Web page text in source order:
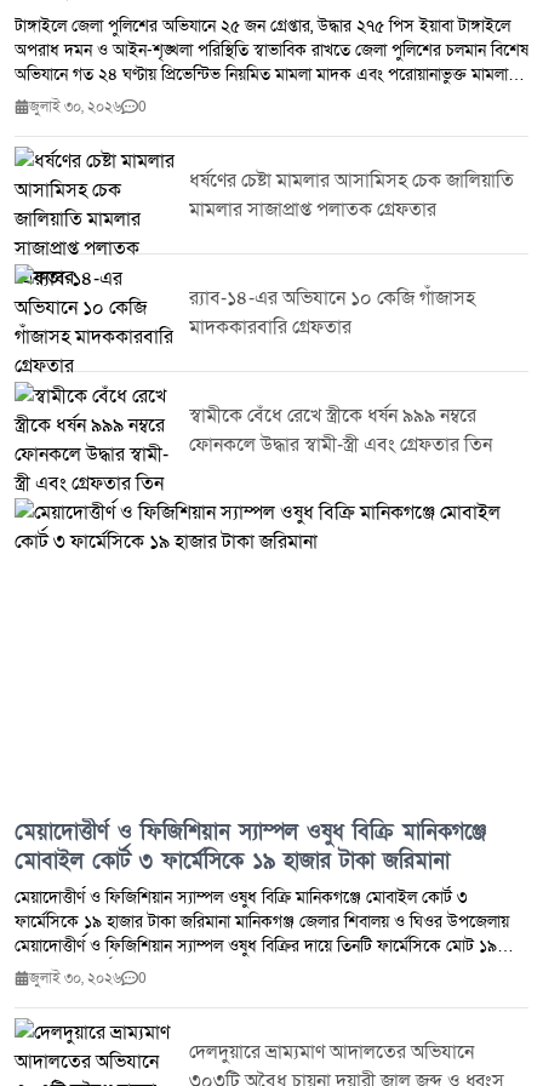
টাঙ্গাইলে জেলা পুলিশের অভিযানে ২৫ জন গ্রেপ্তার, উদ্ধার ২৭৫ পিস ইয়াবা টাঙ্গাইলে
অপরাধ দমন ও আইন-শৃঙ্খলা পরিস্থিতি স্বাভাবিক রাখতে জেলা পুলিশের চলমান বিশেষ
অভিযানে গত ২৪ ঘণ্টায় প্রিভেন্টিভ নিয়মিত মামলা মাদক এবং পরোয়ানাভুক্ত মামলায়
মোট ২৫ জনকে গ্রেপ্তার করা হয়েছে।জেলা পুলিশ সূত্র জানায় সম্মানিত পুলিশ সুপারের
নির্দেশনায় জেলার সকল থানা ও ইউনিটের ইনচার্জদের নেতৃত্বে পরিচালিত এ অভিযানে
২৭৫ পিস ইয়াবা উদ্ধার করা হয়। একই সঙ্গে ৭ জন মাদক ব্যবসায়ীকে গ্রেপ্তার করা
হয়েছে।টাঙ্গাইল জেলা পুলিশ জানিয়েছে মাদক,সন্ত্রাস ও অন্যান্য অপরাধ দমনে এ
ধরনের অভিযান অব্যাহত থাকবে। অপরাধ নিয়ন্ত্রণে জনগণের সহযোগিতা কামনা করে
পুলিশ সবাইকে অপরাধ ও অপরাধীদের বিষয়ে তথ্য দিয়ে আইন-শৃঙ্খলা রক্ষায় সহায়তা
করার আহ্বান জানিয়েছে।
জুলাই ৩০, ২০২৬ 0
ধর্ষণের চেষ্টা মামলার আসামিসহ চেক জালিয়াতি
মামলার সাজাপ্রাপ্ত পলাতক গ্রেফতার
র‌্যাব-১৪-এর অভিযানে ১০ কেজি গাঁজাসহ
মাদককারবারি গ্রেফতার
স্বামীকে বেঁধে রেখে স্ত্রীকে ধর্ষন ৯৯৯ নম্বরে
ফোনকলে উদ্ধার স্বামী-স্ত্রী এবং গ্রেফতার তিন
মেয়াদোত্তীর্ণ ও ফিজিশিয়ান স্যাম্পল ওষুধ বিক্রি মানিকগঞ্জে
মোবাইল কোর্ট ৩ ফার্মেসিকে ১৯ হাজার টাকা জরিমানা
মেয়াদোত্তীর্ণ ও ফিজিশিয়ান স্যাম্পল ওষুধ বিক্রি মানিকগঞ্জে মোবাইল কোর্ট ৩
ফার্মেসিকে ১৯ হাজার টাকা জরিমানা মানিকগঞ্জ জেলার শিবালয় ও ঘিওর উপজেলায়
মেয়াদোত্তীর্ণ ও ফিজিশিয়ান স্যাম্পল ওষুধ বিক্রির দায়ে তিনটি ফার্মেসিকে মোট ১৯
হাজার টাকা অর্থদণ্ড প্রদান করেছে ভ্রাম্যমাণ আদালত।মঙ্গলবার (২৮ জুলাই ২০২৬)
ঔষধ প্রশাসন জেলা কার্যালয় মানিকগঞ্জ এবং জেলা প্রশাসন মানিকগঞ্জের সমন্বয়ে
শিবালয় ও ঘিওর উপজেলার মোট পাঁচটি ফার্মেসিতে মোবাইল কোর্ট পরিচালিত হয়।
অভিযান চলাকালে মেয়াদোত্তীর্ণ ওষুধ সংরক্ষণ ও বিক্রি এবং ফিজিশিয়ান স্যাম্পল বিক্রির
প্রমাণ পাওয়ায় ঔষধ ও কসমেটিক আইন ২০২৩-এর ৪০(খ) ও ৪০(গ) ধারায় তিনটি
জুলাই ৩০, ২০২৬ 0
দেলদুয়ারে ভ্রাম্যমাণ আদালতের অভিযানে